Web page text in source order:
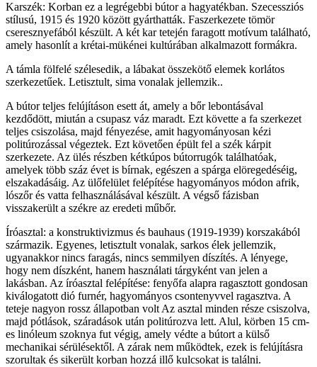
Karszék: Korban ez a legrégebbi bútor a hagyatékban. Szecessziós
stílusú, 1915 és 1920 között gyárthatták. Faszerkezete tömör
cseresznyefából készült. A két kar tetején faragott motívum található,
amely hasonlít a krétai-mükénei kultúrában alkalmazott formákra.
A támla fölfelé szélesedik, a lábakat összekötő elemek korlátos
szerkezetűek. Letisztult, sima vonalak jellemzik..
A bútor teljes felújításon esett át, amely a bőr lebontásával
kezdődött, miután a csupasz váz maradt. Ezt követte a fa szerkezet
teljes csiszolása, majd fényezése, amit hagyományosan kézi
politúrozással végeztek. Ezt követően épült fel a szék kárpit
szerkezete. Az ülés részben kétkúpos bútorrugók találhatóak,
amelyek több száz évet is bírnak, egészen a spárga elöregedéséig,
elszakadásáig. Az ülőfelület felépítése hagyományos módon afrik,
lószőr és vatta felhasználásával készült. A végső fázisban
visszakerült a székre az eredeti műbőr.
Íróasztal: a konstruktivizmus és bauhaus (1919-1939) korszakából
származik. Egyenes, letisztult vonalak, sarkos élek jellemzik,
ugyanakkor nincs faragás, nincs semmilyen díszítés. A lényege,
hogy nem díszként, hanem használati tárgyként van jelen a
lakásban. Az íróasztal felépítése: fenyőfa alapra ragasztott gondosan
kiválogatott dió furnér, hagyományos csontenyvvel ragasztva. A
teteje nagyon rossz állapotban volt Az asztal minden része csiszolva,
majd pótlások, száradások után politúrozva lett. Alul, körben 15 cm-
es linóleum szoknya fut végig, amely védte a bútort a külső
mechanikai sérülésektől. A zárak nem működtek, ezek is felújításra
szorultak és sikerült korban hozzá illő kulcsokat is találni.